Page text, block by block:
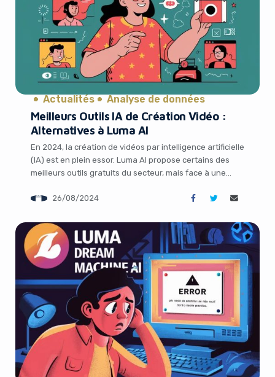
Actualités Analyse de données
Meilleurs Outils IA de Création Vidéo :
Alternatives à Luma AI
En 2024, la création de vidéos par intelligence artificielle
(IA) est en plein essor. Luma AI propose certains des
meilleurs outils gratuits du secteur, mais face à une
actuellement limité. Heureusement, il existe de
générer facilement des vidéos captivantes grâce à […]
26/08/2024
It looks like you're
using an ad-blocker!